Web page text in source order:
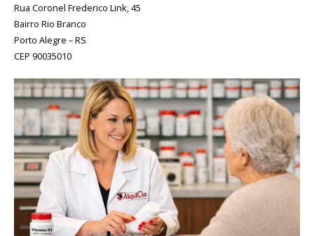
Rua Coronel Frederico Link, 45
Bairro Rio Branco
Porto Alegre – RS
CEP 90035010